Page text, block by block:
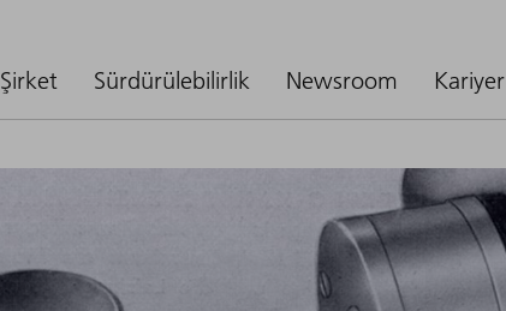
Şirket Sürdürülebilirlik Newsroom Kariyer